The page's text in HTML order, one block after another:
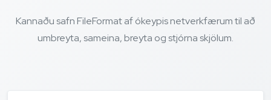
Kannaðu safn FileFormat af ókeypis netverkfærum til að
umbreyta, sameina, breyta og stjórna skjölum.